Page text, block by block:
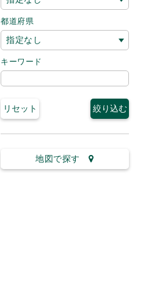
都道府県
キーワード
地図で探す